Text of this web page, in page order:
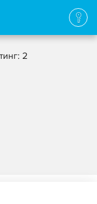
2